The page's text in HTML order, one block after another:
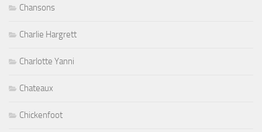
Chansons
Charlie Hargrett
Charlotte Yanni
Chateaux
Chickenfoot